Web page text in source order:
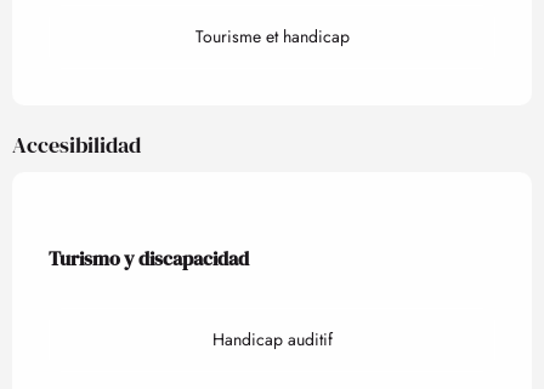
Tourisme et handicap
Accesibilidad
Turismo y discapacidad
Turismo y discapacidad
Handicap auditif